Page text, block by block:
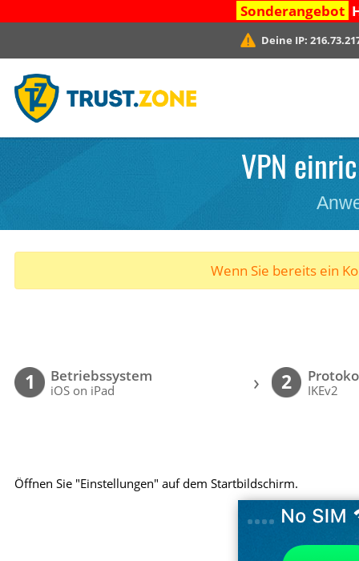
Sonderangebot
Deine IP:
VPN
Wenn Sie bereits ein
1 Betriebssystem
iOS on iPad › 2 IKEv2
Öffnen Sie "Einstellungen" auf dem Startbildschirm.